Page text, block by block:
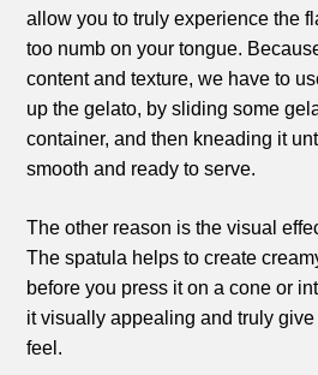
allow you to truly experience the
too numb on your tongue.
content and texture, we have to
up the gelato, by sliding some
container, and then kneading it
smooth and ready to serve.
The other reason is the visual
The spatula helps to create
before you press it on a cone or
it visually appealing and truly give
feel.